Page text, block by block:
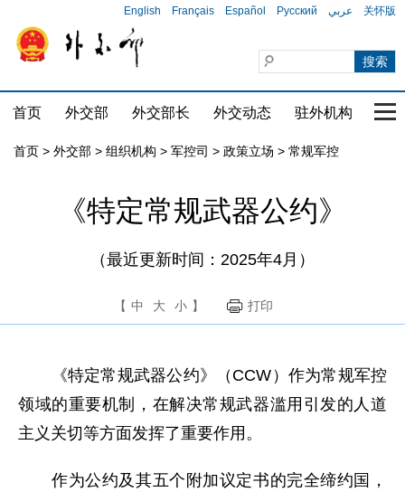
English Français Español Русский عربي 关怀版
首页 外交部 外交部长 外交动态 驻外机构 国
首页 > 外交部 > 组织机构 > 军控司 > 政策立场 > 常规军控
《特定常规武器公约》
（最近更新时间：2025年4月）
【 中 大 小 】 打印
《特定常规武器公约》（CCW）作为常规军控
领域的重要机制，在解决常规武器滥用引发的人道
主义关切等方面发挥了重要作用。
作为公约及其五个附加议定书的完全缔约国，